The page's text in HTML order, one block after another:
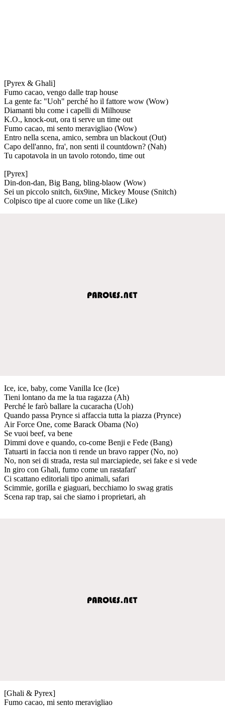
[Pyrex & Ghali]
Fumo cacao, vengo dalle trap house
La gente fa: "Uoh" perché ho il fattore wow (Wow)
Diamanti blu come i capelli di Milhouse
K.O., knock-out, ora ti serve un time out
Fumo cacao, mi sento meravigliao (Wow)
Entro nella scena, amico, sembra un blackout (Out)
Capo dell'anno, fra', non senti il countdown? (Nah)
Tu capotavola in un tavolo rotondo, time out
[Pyrex]
Din-don-dan, Big Bang, bling-blaow (Wow)
Sei un piccolo snitch, 6ix9ine, Mickey Mouse (Snitch)
Colpisco tipe al cuore come un like (Like)
Ice, ice, baby, come Vanilla Ice (Ice)
Tieni lontano da me la tua ragazza (Ah)
Perché le farò ballare la cucaracha (Uoh)
Quando passa Prynce si affaccia tutta la piazza (Prynce)
Air Force One, come Barack Obama (No)
Se vuoi beef, va bene
Dimmi dove e quando, co-come Benji e Fede (Bang)
Tatuarti in faccia non ti rende un bravo rapper (No, no)
No, non sei di strada, resta sul marciapiede, sei fake e si vede
In giro con Ghali, fumo come un rastafari'
Ci scattano editoriali tipo animali, safari
Scimmie, gorilla e giaguari, becchiamo lo swag gratis
Scena rap trap, sai che siamo i proprietari, ah
[Ghali & Pyrex]
Fumo cacao, mi sento meravigliao